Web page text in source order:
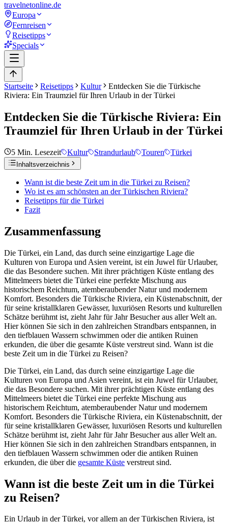
travelnetonline.de
Europa
Fernreisen
Reisetipps
Specials
Startseite Reisetipps Kultur
Entdecken Sie die Türkische
Riviera: Ein Traumziel für Ihren Urlaub in der Türkei
Entdecken Sie die Türkische Riviera: Ein
Traumziel für Ihren Urlaub in der Türkei
5 Min. Lesezeit Kultur Strandurlaub Touren Türkei
Inhaltsverzeichnis
Wann ist die beste Zeit um in die Türkei zu Reisen?
Wo ist es am schönsten an der Türkischen Riviera?
Reisetipps für die Türkei
Fazit
Zusammenfassung
Die Türkei, ein Land, das durch seine einzigartige Lage die
Kulturen von Europa und Asien vereint, ist ein Juwel für Urlauber,
die das Besondere suchen. Mit ihrer prächtigen Küste entlang des
Mittelmeers bietet die Türkei eine perfekte Mischung aus
historischem Reichtum, atemberaubender Natur und modernem
Komfort. Besonders die Türkische Riviera, ein Küstenabschnitt, der
für seine kristallklaren Gewässer, luxuriösen Resorts und kulturellen
Schätze berühmt ist, zieht Jahr für Jahr Besucher aus aller Welt an.
Hier können Sie sich in den zahlreichen Strandbars entspannen, in
den tiefblauen Wassern schwimmen oder die antiken Ruinen
erkunden, die über die gesamte Küste verstreut sind. Wann ist die
beste Zeit um in die Türkei zu Reisen?
Die Türkei, ein Land, das durch seine einzigartige Lage die
Kulturen von Europa und Asien vereint, ist ein Juwel für Urlauber,
die das Besondere suchen. Mit ihrer prächtigen Küste entlang des
Mittelmeers bietet die Türkei eine perfekte Mischung aus
historischem Reichtum, atemberaubender Natur und modernem
Komfort. Besonders die Türkische Riviera, ein Küstenabschnitt, der
für seine kristallklaren Gewässer, luxuriösen Resorts und kulturellen
Schätze berühmt ist, zieht Jahr für Jahr Besucher aus aller Welt an.
Hier können Sie sich in den zahlreichen Strandbars entspannen, in
den tiefblauen Wassern schwimmen oder die antiken Ruinen
erkunden, die über die gesamte Küste verstreut sind.
Wann ist die beste Zeit um in die Türkei
zu Reisen?
Ein Urlaub in der Türkei, vor allem an der Türkischen Riviera, ist